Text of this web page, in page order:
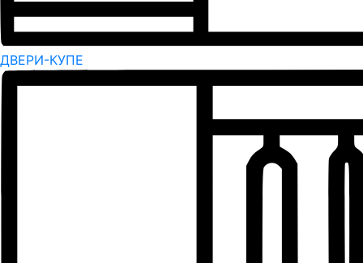
ДВЕРИ-КУПЕ